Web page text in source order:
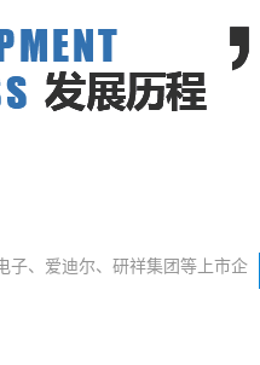
子、爱迪尔、研祥集团等上市企